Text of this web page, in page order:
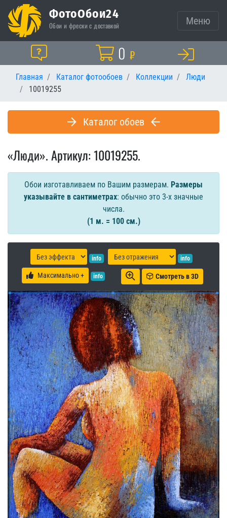
ФотоОбои24
Обои и фрески с доставкой Меню
Помощь Корзина
0 ₽
Главная Каталог фотообоев Коллекции
Люди
10019255
Каталог обоев
«Люди». Артикул: 10019255.
Обои изготавливаем по Вашим размерам. Размеры
указывайте в сантиметрах: обычно это 3-х значные
числа.
(1 м. = 100 см.)
info info
Максимально + info Смотреть в 3D